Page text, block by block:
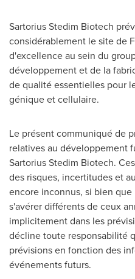
Sartorius Stedim Biotech
considérablement le site de
d'excellence au sein du
développement et de la
de qualité essentielles pour
génique et cellulaire.
Le présent communiqué de
relatives au développement
Sartorius Stedim Biotech.
des risques, incertitudes et
encore inconnus, si bien
s'avérer différents de ceux
implicitement dans les
décline toute responsabilité
prévisions en fonction des
événements futurs.